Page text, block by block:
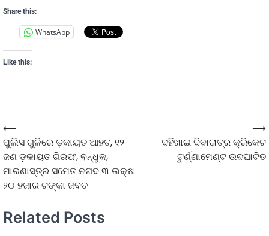
Share this:
WhatsApp
Like this:
⟵
ପୁଲିସ ଗୁଳିରେ ଡ଼କାୟତ ଆହତ, ୧୨
ଜଣ ଡ଼କାୟତ ଗିରଫ, ବନ୍ଧୁକ,
ମାରଣାସ୍ତ୍ର ସମେତ ନଗଦ ୩ ଲକ୍ଷ
୨୦ ହଜାର ଟଙ୍କା ଜବତ
ଦହିଖାଇ ଦିବାରାତ୍ର କ୍ରିକେଟ
ଟୁର୍ଣ୍ଣାମେଣ୍ଟ ଉଦଘାଟିତ
⟶
Related Posts